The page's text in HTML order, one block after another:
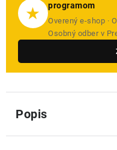
★
programom
Overený e-shop ·
Osobný odber v
Popis